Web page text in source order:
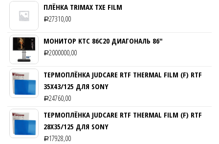
ПЛЁНКА TRIMAX TXE FILM
Р27310,00
МОНИТОР KTC 86C20 ДИАГОНАЛЬ 86″
Р2000000,00
ТЕРМОПЛЁНКА JUDCARE RTF THERMAL FILM (F) RTF
35Х43/125 ДЛЯ SONY
Р24760,00
ТЕРМОПЛЁНКА JUDCARE RTF THERMAL FILM (F) RTF
28Х35/125 ДЛЯ SONY
Р17928,00